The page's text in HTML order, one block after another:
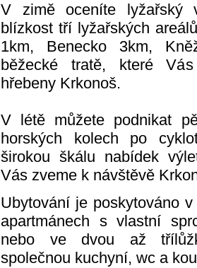
V zimě oceníte lyžařský
blízkost tří lyžařských
1km, Benecko 3km,
běžecké tratě, které
hřebeny Krkonoš.
V létě můžete podnikat
horských kolech po
širokou škálu nabídek
Vás zveme k návštěvě
Ubytování je poskytováno
apartmánech s vlastní
nebo ve dvou až
společnou kuchyní, wc a